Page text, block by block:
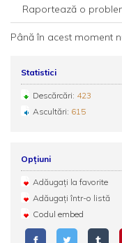
Raportează o
Până în acest moment
Statistici
Descărcări: 423
Ascultări: 615
Opțiuni
Adăugați la favorite
Adăugați într-o listă
Codul embed